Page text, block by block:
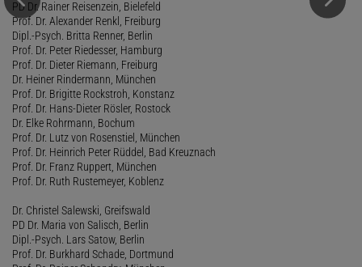
PD Dr. Rainer Reisenzein, Bielefeld
Prof. Dr. Alexander Renkl, Freiburg
Dipl.-Psych. Britta Renner, Berlin
Prof. Dr. Peter Riedesser, Hamburg
Prof. Dr. Dieter Riemann, Freiburg
Dr. Heiner Rindermann, München
Prof. Dr. Brigitte Rockstroh, Konstanz
Prof. Dr. Hans-Dieter Rösler, Rostock
Dr. Elke Rohrmann, Bochum
Prof. Dr. Lutz von Rosenstiel, München
Prof. Dr. Heinrich Peter Rüddel, Bad Kreuznach
Prof. Dr. Franz Ruppert, München
Prof. Dr. Ruth Rustemeyer, Koblenz
Dr. Christel Salewski, Greifswald
PD Dr. Maria von Salisch, Berlin
Dipl.-Psych. Lars Satow, Berlin
Prof. Dr. Burkhard Schade, Dortmund